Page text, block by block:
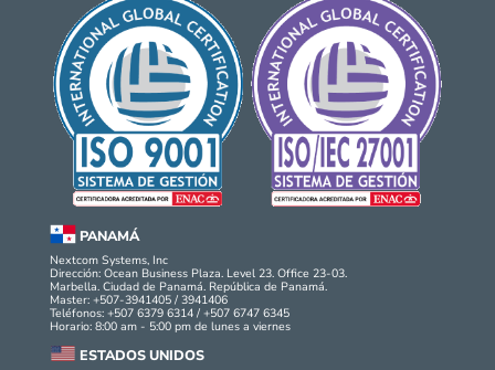
PANAMÁ
Nextcom Systems, Inc
Dirección: Ocean Business Plaza. Level 23. Office 23-03.
Marbella. Ciudad de Panamá. República de Panamá.
Master: +507-3941405 / 3941406
Teléfonos: +507 6379 6314 / +507 6747 6345
Horario: 8:00 am - 5:00 pm de lunes a viernes
ESTADOS UNIDOS